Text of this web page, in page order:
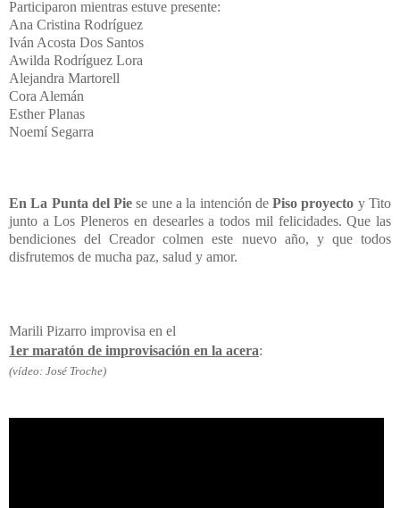
Participaron mientras estuve presente:
Ana Cristina Rodríguez
Iván Acosta Dos Santos
Awilda Rodríguez Lora
Alejandra Martorell
Cora Alemán
Esther Planas
Noemí Segarra
En La Punta del Pie se une a la intención dePiso proyecto y Tito
junto a Los Pleneros en desearles a todos mil felicidades. Que las
bendiciones del Creador colmen este nuevo año, y que todos
disfrutemos de mucha paz, salud y amor.
Marili Pizarro improvisa en el
1er maratón de improvisación en la acera:
(vídeo: José Troche)